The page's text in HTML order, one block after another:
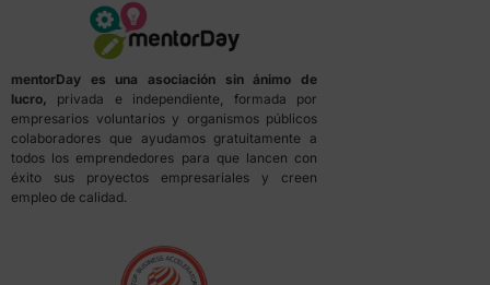
mentorDay es una asociación sin ánimo de
lucro, privada e independiente, formada por
empresarios voluntarios y organismos públicos
colaboradores que ayudamos gratuitamente a
todos los emprendedores para que lancen con
éxito sus proyectos empresariales y creen
empleo de calidad.